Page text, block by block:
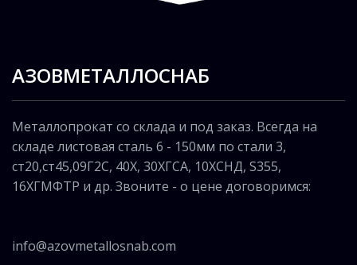
АЗОВМЕТАЛЛОСНАБ
Металлопрокат со склада и под заказ. Всегда на
складе листовая сталь 6 - 150мм по стали 3,
ст20,ст45,09Г2С, 40Х, 30ХГСА, 10ХСНД, S355,
16ХГМФТР и др. Звоните - о цене договоримся:
info@azovmetallosnab.com